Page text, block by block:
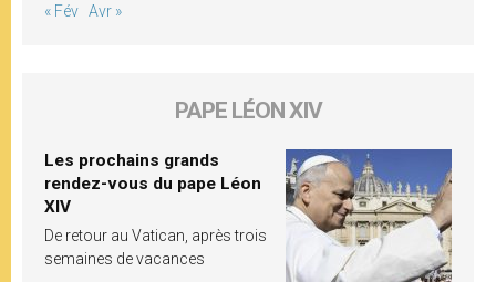
« Fév Avr »
PAPE LÉON XIV
Les prochains grands
rendez-vous du pape Léon
XIV
De retour au Vatican, après trois
semaines de vacances